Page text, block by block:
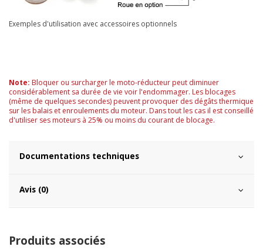
Exemples d'utilisation avec accessoires optionnels
Note: Bloquer ou surcharger le moto-réducteur peut diminuer
considérablement sa durée de vie voir l'endommager. Les blocages
(même de quelques secondes) peuvent provoquer des dégâts thermique
sur les balais et enroulements du moteur. Dans tout les cas il est conseillé
d'utiliser ses moteurs à 25% ou moins du courant de blocage.
Documentations techniques
Avis (0)
Produits associés